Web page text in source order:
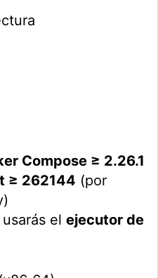
Compose ≥ 2.26.1
≥ 262144 (por
usarás elejecutor de